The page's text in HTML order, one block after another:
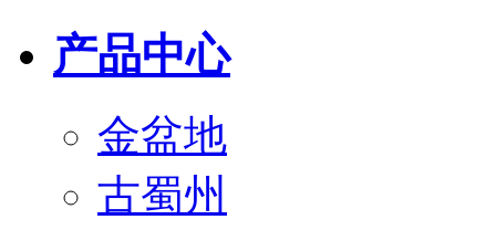
产品中心
金盆地
古蜀州